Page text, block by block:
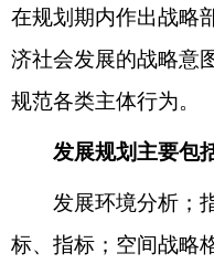
在规划期内作出战略
济社会发展的战略意
规范各类主体行为。
发展规划主要包
发展环境分析；指
标、指标；空间战略